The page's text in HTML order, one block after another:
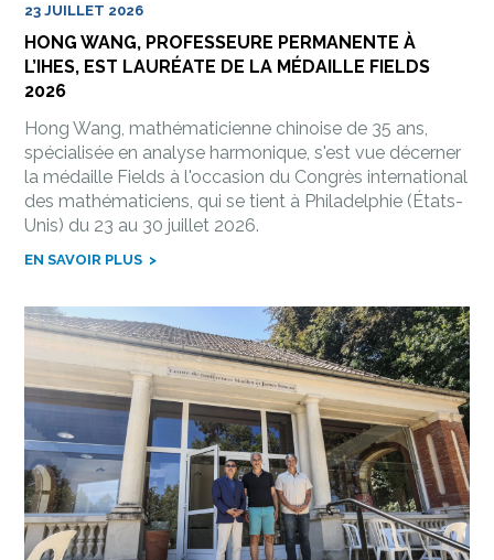
23 JUILLET 2026
HONG WANG, PROFESSEURE PERMANENTE À
L’IHES, EST LAURÉATE DE LA MÉDAILLE FIELDS
2026
Hong Wang, mathématicienne chinoise de 35 ans,
spécialisée en analyse harmonique, s'est vue décerner
la médaille Fields à l'occasion du Congrès international
des mathématiciens, qui se tient à Philadelphie (États-
Unis) du 23 au 30 juillet 2026.
EN SAVOIR PLUS